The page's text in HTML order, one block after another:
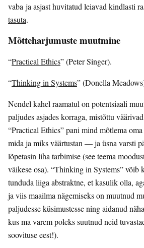
vaba ja asjast huvitatud leiavad kindlasti
tasuta.
Mõtteharjumuste muutmine
“Practical Ethics” (Peter Singer).
“Thinking in Systems” (Donella
Nendel kahel raamatul on potentsiaali
paljudes asjades korraga, mistõttu
“Practical Ethics” pani mind mõtlema
mida ja miks väärtustan — ja üsna varsti
lõpetasin liha tarbimise (see teema
väikese osa). “Thinking in Systems” võib
tunduda liiga abstraktne, et kasulik olla,
ja viis maailma nägemiseks on muutnud
paljudesse küsimustesse ning aidanud
kus ma varem poleks suutnud neid
soovituse eest!).